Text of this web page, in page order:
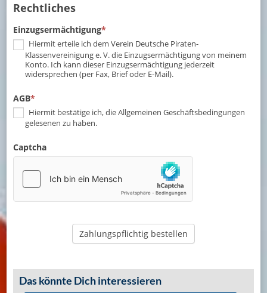
Rechtliches
Einzugsermächtigung*
Hiermit erteile ich dem Verein Deutsche Piraten-
Klassenvereinigung e. V. die Einzugsermächtigung von meinem
Konto. Ich kann dieser Einzugsermächtigung jederzeit
widersprechen (per Fax, Brief oder E-Mail).
AGB*
Hiermit bestätige ich, die Allgemeinen Geschäftsbedingungen
gelesenen zu haben.
Captcha
Zahlungspflichtig bestellen
Das könnte Dich interessieren